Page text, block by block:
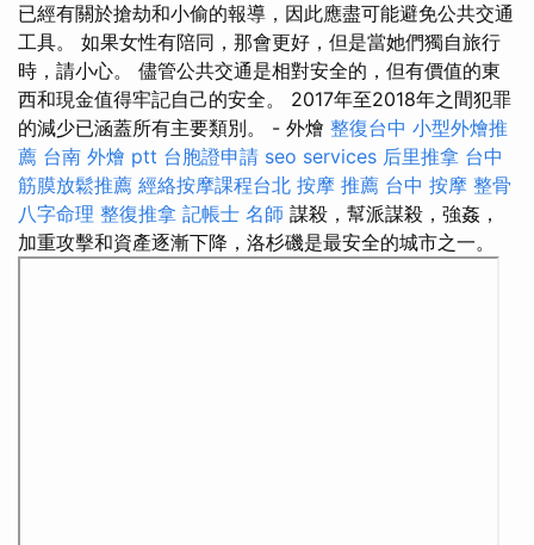
已經有關於搶劫和小偷的報導，因此應盡可能避免公共交通
工具。 如果女性有陪同，那會更好，但是當她們獨自旅行
時，請小心。 儘管公共交通是相對安全的，但有價值的東
西和現金值得牢記自己的安全。 2017年至2018年之間犯罪
的減少已涵蓋所有主要類別。 - 外燴 整復台中 小型外燴推
薦 台南 外燴 ptt 台胞證申請 seo services 后里推拿 台中
筋膜放鬆推薦 經絡按摩課程台北 按摩 推薦 台中 按摩 整骨
八字命理 整復推拿 記帳士 名師 謀殺，幫派謀殺，強姦，
加重攻擊和資產逐漸下降，洛杉磯是最安全的城市之一。